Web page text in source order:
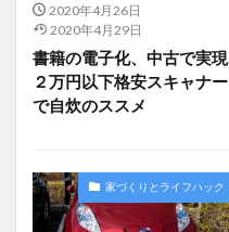
2020年4月26日
2020年4月29日
書籍の電子化、中古で実現
２万円以下格安スキャナー
で自炊のススメ
家づくりとライフハック